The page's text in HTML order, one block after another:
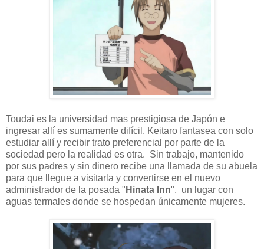
Toudai es la universidad mas prestigiosa de Japón e
ingresar allí es sumamente difícil. Keitaro fantasea con solo
estudiar allí y recibir trato preferencial por parte de la
sociedad pero la realidad es otra. Sin trabajo, mantenido
por sus padres y sin dinero recibe una llamada de su abuela
para que llegue a visitarla y convertirse en el nuevo
administrador de la posada " Hinata Inn", un lugar con
aguas termales donde se hospedan únicamente mujeres.